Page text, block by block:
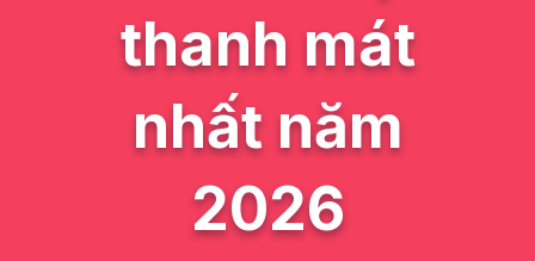
thanh mát
nhất năm
2026